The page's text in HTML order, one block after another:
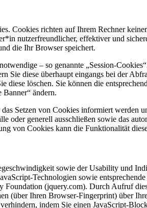
Cookies richten auf Ihrem Rechner
nutzerfreundlicher, effektiver und
die Ihr Browser speichert.
– so genannte „Session-
Sie diese überhaupt eingangs bei der
diese löschen. Sie können die
ändern.
Setzen von Cookies informiert werden
oder generell ausschließen sowie das
von Cookies kann die Funktionalität
sowie der Usability und
Technologien sowie
(jquery.com). Durch Aufruf
(über Ihren Browser-Fingerprint) über
indem Sie einen JavaScript-